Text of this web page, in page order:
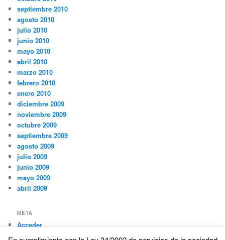
septiembre 2010
agosto 2010
julio 2010
junio 2010
mayo 2010
abril 2010
marzo 2010
febrero 2010
enero 2010
diciembre 2009
noviembre 2009
octubre 2009
septiembre 2009
agosto 2009
julio 2009
junio 2009
mayo 2009
abril 2009
META
Acceder